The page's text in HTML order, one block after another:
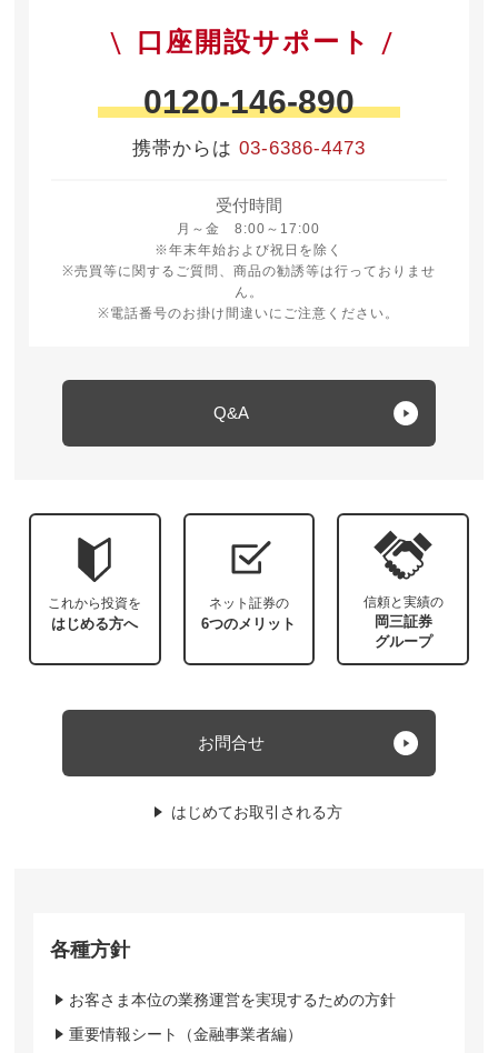
口座開設サポート
0120-146-890
携帯からは 03-6386-4473
受付時間
月～金 8:00～17:00
月曜日から金曜日 8時から17時
※年末年始および祝日を除く
※売買等に関するご質問、商品の勧誘等は行っておりませ
ん。
※電話番号のお掛け間違いにご注意ください。
Q&A
これから投資を
はじめる方へ
ネット証券の
6つのメリット
信頼と実績の
岡三証券
グループ
お問合せ
はじめてお取引される方
各種方針
お客さま本位の業務運営を実現するための方針
重要情報シート（金融事業者編）